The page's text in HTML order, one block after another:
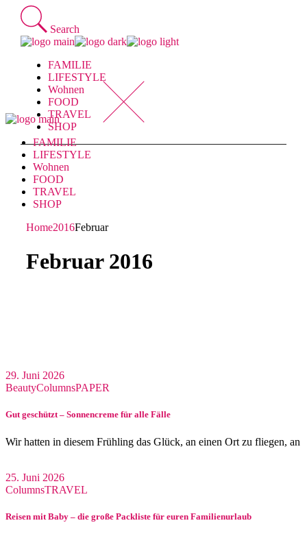
Skip
content
Search
FAMILIE
LIFESTYLE
Wohnen
FOOD
TRAVEL
SHOP
FAMILIE
LIFESTYLE
Wohnen
FOOD
TRAVEL
SHOP
Home2016Februar
Februar 2016
29. Juni 2026
BeautyColumnsPAPER
Gut geschützt – Sonnencreme für alle Fälle
Wir hatten in diesem Frühling das Glück, an einen Ort zu fliegen, an
25. Juni 2026
ColumnsTRAVEL
Reisen mit Baby – die große Packliste für euren Familienurlaub